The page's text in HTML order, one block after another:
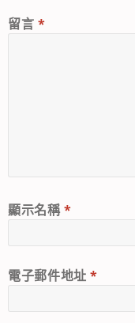
留言 *
顯示名稱*
電子郵件地址*